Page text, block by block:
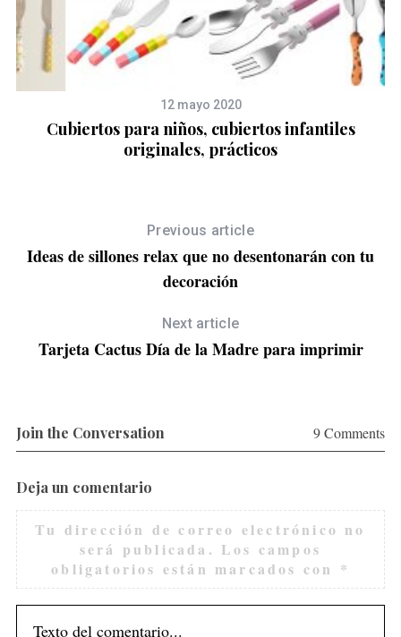
12 mayo 2020
Cubiertos para niños, cubiertos infantiles
originales, prácticos
Previous article
Ideas de sillones relax que no desentonarán con tu
decoración
Next article
Tarjeta Cactus Día de la Madre para imprimir
Join the Conversation 9 Comments
Deja un comentario
Tu dirección de correo electrónico no
será publicada. Los campos
obligatorios están marcados con *